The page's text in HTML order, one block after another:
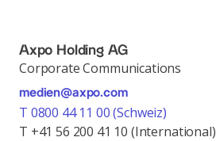
Axpo Holding AG
Corporate Communications
medien@axpo.com
T 0800 44 11 00 (Schweiz)
T +41 56 200 41 10 (International)